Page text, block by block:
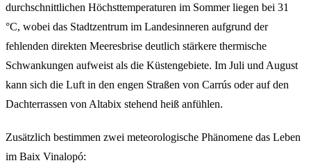
durchschnittlichen Höchsttemperaturen im Sommer liegen bei 31
°C, wobei das Stadtzentrum im Landesinneren aufgrund der
fehlenden direkten Meeresbrise deutlich stärkere thermische
Schwankungen aufweist als die Küstengebiete. Im Juli und August
kann sich die Luft in den engen Straßen von Carrús oder auf den
Dachterrassen von Altabix stehend heiß anfühlen.
Zusätzlich bestimmen zwei meteorologische Phänomene das Leben
im Baix Vinalopó: